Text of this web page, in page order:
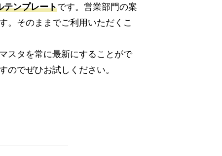
テンプレートです。営業部門の案
。そのままでご利用いただくこ
スタを常に最新にすることがで
のでぜひお試しください。